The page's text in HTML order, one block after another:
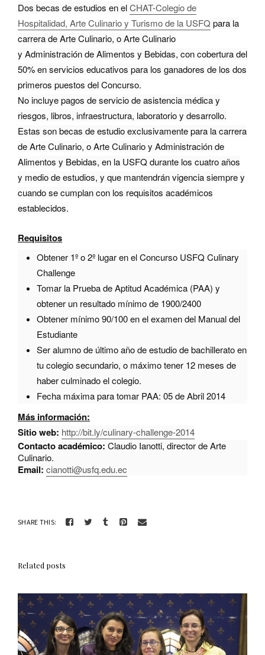
Dos becas de estudios en elCHAT-Colegio de
Hospitalidad, Arte Culinario y Turismo de la USFQ para la
carrera de Arte Culinario, o Arte Culinario
y Administración de Alimentos y Bebidas, con cobertura del
50% en servicios educativos para los ganadores de los dos
primeros puestos del Concurso.
No incluye pagos de servicio de asistencia médica y
riesgos, libros, infraestructura, laboratorio y desarrollo.
Estas son becas de estudio exclusivamente para la carrera
de Arte Culinario, o Arte Culinario y Administración de
Alimentos y Bebidas, en la USFQ durante los cuatro años
y medio de estudios, y que mantendrán vigencia siempre y
cuando se cumplan con los requisitos académicos
establecidos.
Requisitos
Obtener 1º o 2º lugar en el Concurso USFQ Culinary
Challenge
Tomar la Prueba de Aptitud Académica (PAA) y
obtener un resultado mínimo de 1900/2400
Obtener mínimo 90/100 en el examen del Manual del
Estudiante
Ser alumno de último año de estudio de bachillerato en
tu colegio secundario, o máximo tener 12 meses de
haber culminado el colegio.
Fecha máxima para tomar PAA: 05 de Abril 2014
Más información:
Sitio web: http://bit.ly/culinary-challenge-2014
Contacto académico: Claudio Ianotti, director de Arte
Culinario.
Email: cianotti@usfq.edu.ec
SHARE THIS:
Related posts